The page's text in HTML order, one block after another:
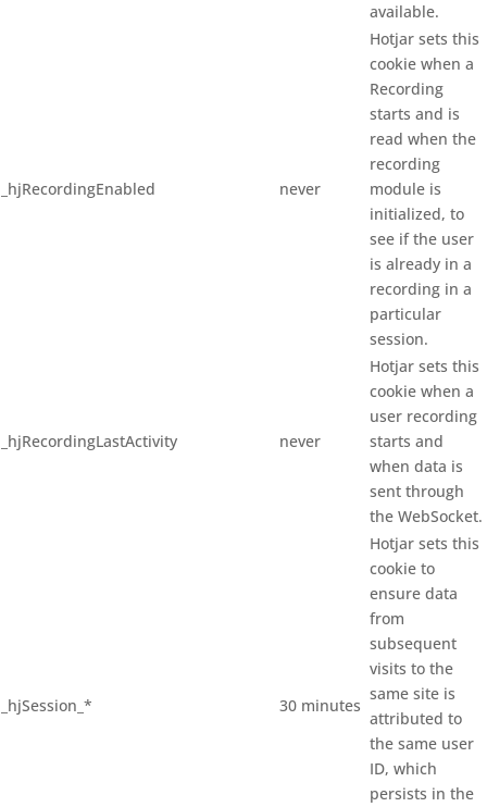
available.
_hjRecordingEnabled never
Hotjar sets this
cookie when a
Recording
starts and is
read when the
recording
module is
initialized, to
see if the user
is already in a
recording in a
particular
session.
_hjRecordingLastActivity never
Hotjar sets this
cookie when a
user recording
starts and
when data is
sent through
the WebSocket.
_hjSession_* 30 minutes
Hotjar sets this
cookie to
ensure data
from
subsequent
visits to the
same site is
attributed to
the same user
ID, which
persists in the